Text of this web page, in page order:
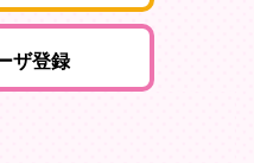
ザ登録